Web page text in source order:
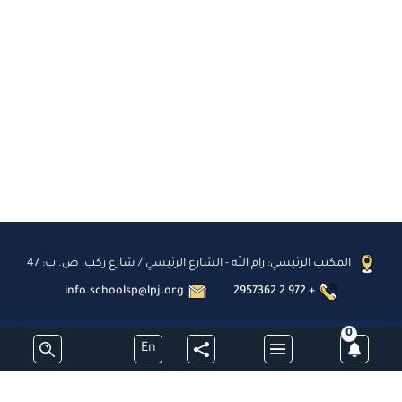
0
En
المكتب الرئيسي: رام الله - الشارع الرئيسي / شارع ركب، ص. ب: 47
2957362 2 972 +
info.schoolsp@lpj.org